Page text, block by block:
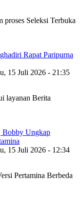
proses Seleksi Terbuka
Rapat Paripurna
15 Juli 2026 - 21:35
layanan Berita
Ungkap
15 Juli 2026 - 12:34
Pertamina Berbeda